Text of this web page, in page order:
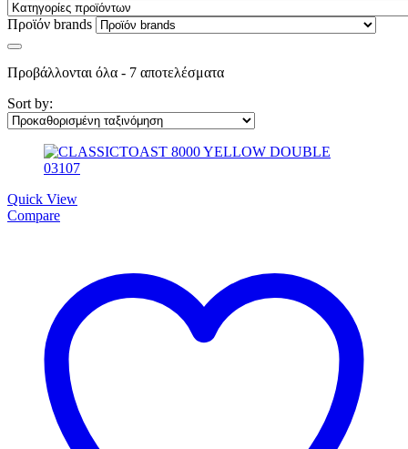
Προϊόν brands
Προβάλλονται όλα - 7 αποτελέσματα
Sort by:
Quick View
Compare